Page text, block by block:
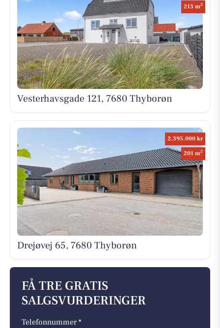
213 m2
Vesterhavsgade 121, 7680 Thyborøn
2.395.000 kr
201 m2
Drejøvej 65, 7680 Thyborøn
FÅ TRE GRATIS
SALGSVURDERINGER
Telefonnummer *